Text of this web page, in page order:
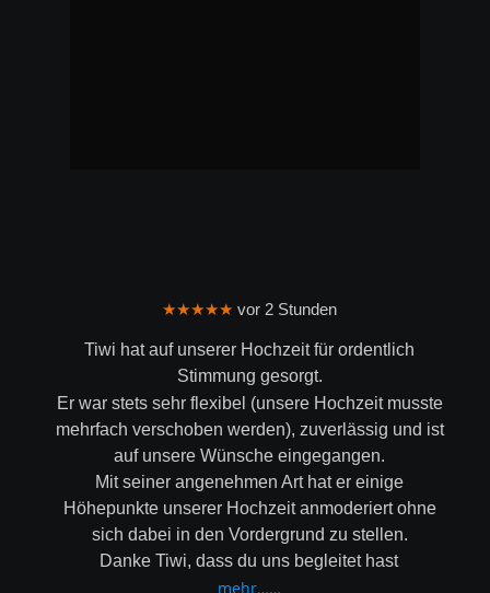
★★★★★ vor 2 Stunden
Tiwi hat auf unserer Hochzeit für ordentlich
Stimmung gesorgt.
Er war stets sehr flexibel (unsere Hochzeit musste
mehrfach verschoben werden), zuverlässig und ist
auf unsere Wünsche eingegangen.
Mit seiner angenehmen Art hat er einige
Höhepunkte unserer Hochzeit anmoderiert ohne
sich dabei in den Vordergrund zu stellen.
Danke Tiwi, dass du uns begleitet hast
mehr……